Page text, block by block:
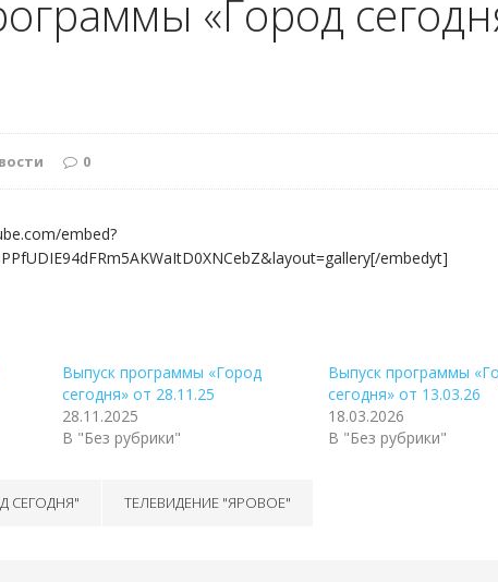
«Город
0
embed?
embedyt]
Выпуск программы «Город
сегодня» от 28.11.25
28.11.2025
В "Без рубрики"
Выпуск программы
сегодня» от 13.03.26
18.03.2026
В "Без рубрики"
СЕГОДНЯ" ТЕЛЕВИДЕНИЕ "ЯРОВОЕ"